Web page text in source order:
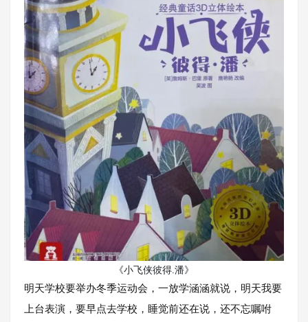
《小飞侠彼得.潘》
明天学校要举办冬季运动会，一放学涵涵就说，明天我要
上台表演，要早点去学校，睡觉前还在说，还不忘嘱咐